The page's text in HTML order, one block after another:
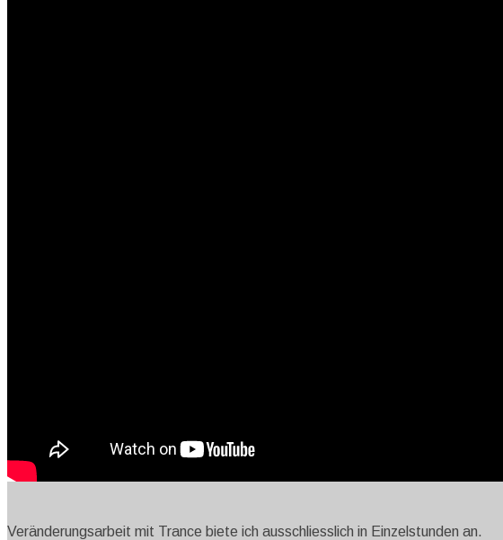
Veränderungsarbeit mit Trance biete ich ausschliesslich in Einzelstunden an.